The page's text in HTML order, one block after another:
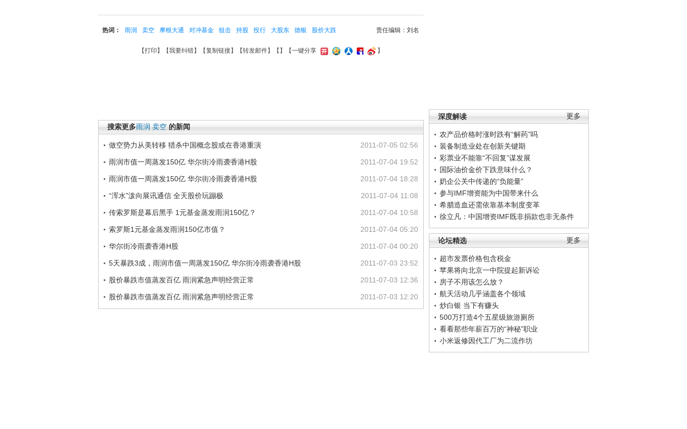
更多
深度解读
农产品价格时涨时跌有“解药”吗
装备制造业处在创新关键期
彩票业不能靠“不回复”谋发展
国际油价金价下跌意味什么？
奶企公关中传递的“负能量”
参与IMF增资能为中国带来什么
希腊造血还需依靠基本制度变革
徐立凡：中国增资IMF既非捐款也非无条件
更多
论坛精选
超市发票价格包含税金
苹果将向北京一中院提起新诉讼
房子不用该怎么放？
航天活动几乎涵盖各个领域
炒白银 当下有赚头
500万打造4个五星级旅游厕所
看看那些年薪百万的“神秘”职业
小米返修因代工厂为二流作坊
责任编辑：刘名
热词： 雨润 卖空 摩根大通 对冲基金 狙击 持股 投行 大股东 德银 股价大跌
【打印 】【我要纠错】【复制链接】【转发邮件】【 】 【一键分享 】
搜索更多雨润 卖空 的新闻
2011-07-05 02:56
做空势力从美转移 猎杀中国概念股或在香港重演
2011-07-04 19:52
雨润市值一周蒸发150亿 华尔街冷雨袭香港H股
2011-07-04 18:28
雨润市值一周蒸发150亿 华尔街冷雨袭香港H股
2011-07-04 11:08
“浑水”泼向展讯通信 全天股价玩蹦极
2011-07-04 10:58
传索罗斯是幕后黑手 1元基金蒸发雨润150亿？
2011-07-04 05:20
索罗斯1元基金蒸发雨润150亿市值？
2011-07-04 00:20
华尔街冷雨袭香港H股
2011-07-03 23:52
5天暴跌3成，雨润市值一周蒸发150亿 华尔街冷雨袭香港H股
2011-07-03 12:36
股价暴跌市值蒸发百亿 雨润紧急声明经营正常
2011-07-03 12:20
股价暴跌市值蒸发百亿 雨润紧急声明经营正常